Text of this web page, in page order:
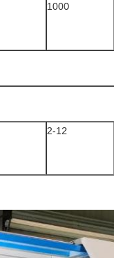
1000
2-12